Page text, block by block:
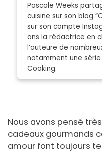
Pascale Weeks
cuisine sur son blog
sur son compte
ans la rédactrice en
l’auteure de
notamment une
Cooking.
Nous avons pensé
cadeaux gourmands
amour font toujours